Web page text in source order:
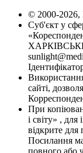
© 2000-2026,
Суб'єкт у
ХАРКІВСЬКЕ
сайті,
При
і світу» ,
відкрите
Посилання
повного або